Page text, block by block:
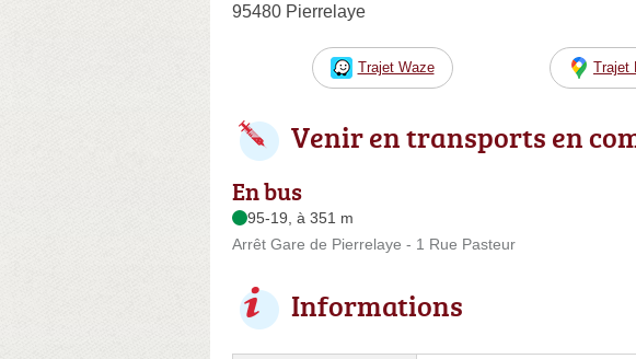
95480 Pierrelaye
Trajet Waze Trajet
Venir en transports en
En bus
95-19, à 351 m
Arrêt Gare de Pierrelaye - 1 Rue Pasteur
Informations